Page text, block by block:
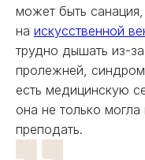
может быть
на искусственной
трудно дышать из-
пролежней,
есть медицинскую
она не только
преподать.